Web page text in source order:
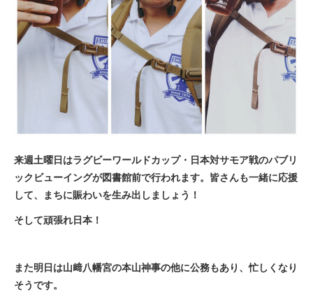
来週土曜日はラグビーワールドカップ・日本対サモア戦のパブリ
ックビューイングが図書館前で行われます。皆さんも一緒に応援
して、まちに賑わいを生み出しましょう！
そして頑張れ日本！
また明日は山﨑八幡宮の本山神事の他に公務もあり、忙しくなり
そうです。